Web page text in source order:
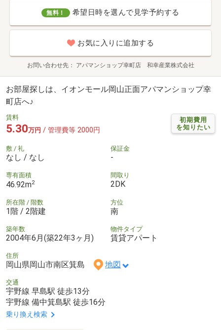
無料！ 希望日時を選んで見学予約する
お気に入りに追加する
お問い合わせ先 アパマンショップ幸町店 和幸産業株式会社
お部屋探しは、イオンモール岡山正面アパマンショップ幸
町店へ♪
初期費用
を知りたい
賃料
5.30万円 / 管理費等 2000円
敷 / 礼
なし / なし
保証金
-
専有面積
46.92m2
間取り
2DK
所在階 / 階数
1階 / 2階建
方位
南
築年数
2004年6月(築22年3ヶ月)
物件タイプ
賃貸アパート
住所
岡山県岡山市南区箕島 地図
交通
宇野線 早島駅 徒歩13分
宇野線 備中箕島駅 徒歩16分
乗り換え検索